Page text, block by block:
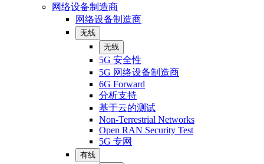
网络设备制造商
网络设备制造商
无线
无线
5G 安全性
5G 网络设备制造商
6G Forward
分析支持
基于云的测试
Non-Terrestrial Networks
Open RAN Security Test
5G 专网
有线